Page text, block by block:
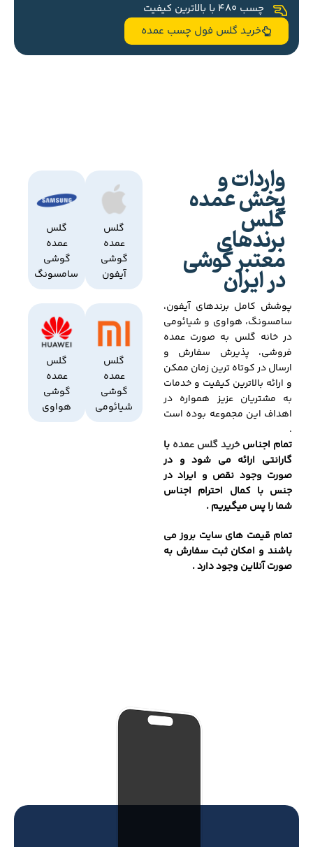
چسب 480 با بالاترین کیفیت
خرید گلس فول چسب عمده
واردات و
پخش عمده
گلس
برندهای
معتبر گوشی
در ایران
پوشش کامل برندهای آیفون،
سامسونگ، هواوی و شیائومی
در خانه گلس به صورت عمده
فروشی، پذیرش سفارش و
ارسال در کوتاه ترین زمان ممکن
و ارائه بالاترین کیفیت و خدمات
به مشتریان عزیز همواره در
اهداف این مجموعه بوده است
.
تمام اجناسخرید گلس عمده با
گارانتی ارائه می شود و در
صورت وجود نقص و ایراد در
جنس با کمال احترام اجناس
شما را پس میگیریم .
تمام قیمت های سایت بروز می
باشند و امکان ثبت سفارش به
صورت آنلاین وجود دارد .
گلس
عمده
گوشی
آیفون
گلس
عمده
گوشی
سامسونگ
گلس
عمده
گوشی
شیائومی
گلس
عمده
گوشی
هواوی